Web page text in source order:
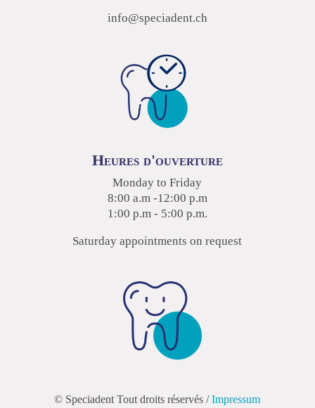
info@speciadent.ch
Heures d'ouverture
Monday to Friday
8:00 a.m -12:00 p.m
1:00 p.m - 5:00 p.m.
Saturday appointments on request
© Speciadent Tout droits réservés /Impressum